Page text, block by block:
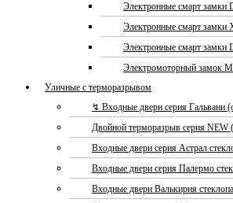
Электронные смарт замки
Электронные смарт замки
Электронные смарт замки
Электромоторный замок
Уличные с терморазрывом
↯ Входные двери серия Гальвани
Двойной терморазрыв серия NEW
Входные двери серия Астрал
Входные двери серия Палермо
Входные двери Валькирия